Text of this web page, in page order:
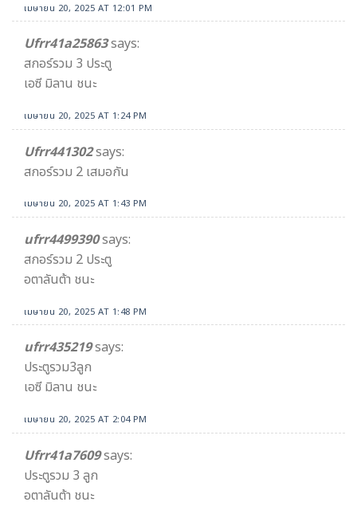
เมษายน 20, 2025 AT 12:01 PM
Ufrr41a25863​says:
สกอร์รวม​ 3 ประตู
เอซี มิลาน ชนะ​
เมษายน 20, 2025 AT 1:24 PM
Ufrr441302says:
สกอร์รวม 2 เสมอกัน
เมษายน 20, 2025 AT 1:43 PM
ufrr4499390says:
สกอร์รวม 2 ประตู
อตาลันต้า ชนะ
เมษายน 20, 2025 AT 1:48 PM
ufrr435219says:
ประตูรวม3ลูก
เอซี มิลาน ชนะ
เมษายน 20, 2025 AT 2:04 PM
Ufrr41a7609says:
ประตูรวม 3 ลูก
อตาลันต้า ชนะ